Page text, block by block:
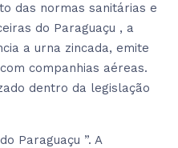
das normas sanitárias e
do Paraguaçu , a
a urna zincada, emite
companhias aéreas.
dentro da legislação
Paraguaçu ”. A